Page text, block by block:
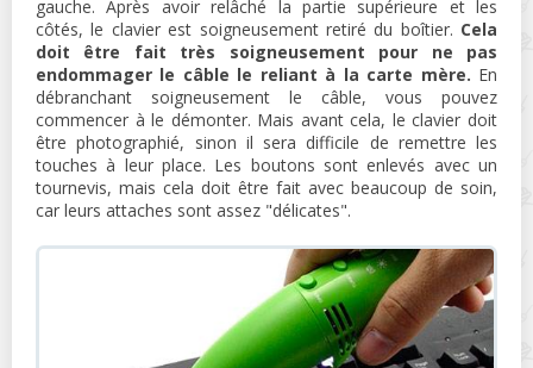
gauche. Après avoir relâché la partie supérieure et les
côtés, le clavier est soigneusement retiré du boîtier. Cela
doit être fait très soigneusement pour ne pas
endommager le câble le reliant à la carte mère. En
débranchant soigneusement le câble, vous pouvez
commencer à le démonter. Mais avant cela, le clavier doit
être photographié, sinon il sera difficile de remettre les
touches à leur place. Les boutons sont enlevés avec un
tournevis, mais cela doit être fait avec beaucoup de soin,
car leurs attaches sont assez "délicates".